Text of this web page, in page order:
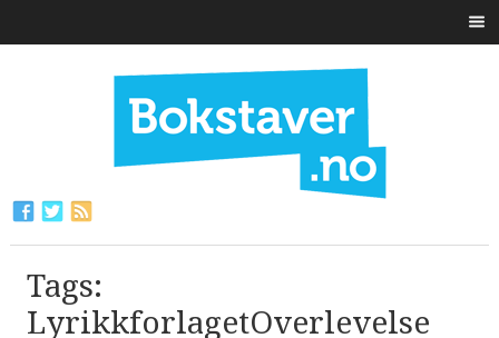
Tags:
LyrikkforlagetOverlevelse